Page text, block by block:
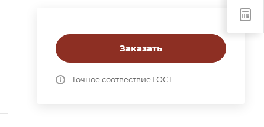
Заказать
Точное соотвествие ГОСТ.